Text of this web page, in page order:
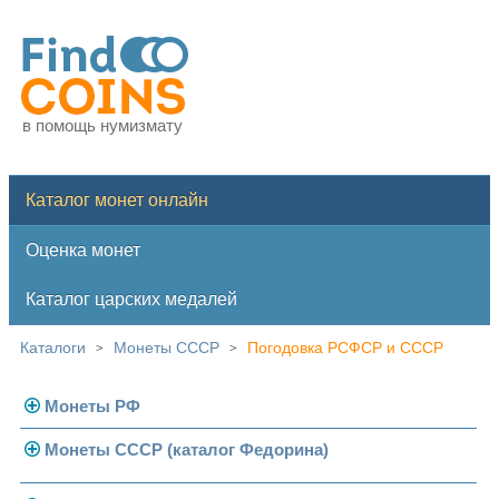
в помощь нумизмату
Каталог монет онлайн
Оценка монет
Каталог царских медалей
Каталоги > Монеты СССР > Погодовка РСФСР и СССР
Монеты РФ
Современная Россия
Монеты СССР (каталог Федорина)